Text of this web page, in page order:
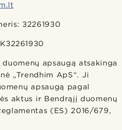
32261930
apsaugą atsakinga
„Trendhim ApS“. Ji
apsaugą pagal
aktus ir Bendrąjį duomenų
(ES) 2016/679,